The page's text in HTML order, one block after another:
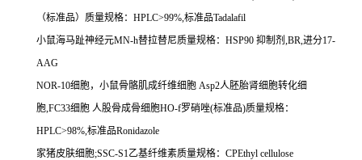
（标准品）质量规格： HPLC>99%,标准品Tadalafil
小鼠海马趾神经元MN-h替拉替尼质量规格： HSP90 抑制剂 ,BR,进分17-
AAG
NOR-10细胞，小鼠骨骼肌成纤维细胞 Asp2人胚胎肾细胞转化细
胞,FC33细胞 人股骨成骨细胞HO-f罗硝唑(标准品)质量规格：
HPLC>98%,标准品Ronidazole
家猪皮肤细胞;SSC-S1乙基纤维素质量规格： CPEthyl cellulose